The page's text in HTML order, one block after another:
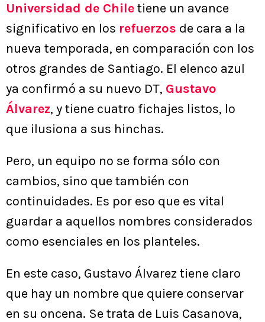
Universidad de Chiletiene un avance
significativo en los refuerzos de cara a la
nueva temporada, en comparación con los
otros grandes de Santiago. El elenco azul
ya confirmó a su nuevo DT, Gustavo
Álvarez, y tiene cuatro fichajes listos, lo
que ilusiona a sus hinchas.
Pero, un equipo no se forma sólo con
cambios, sino que también con
continuidades. Es por eso que es vital
guardar a aquellos nombres considerados
como esenciales en los planteles.
En este caso, Gustavo Álvarez tiene claro
que hay un nombre que quiere conservar
en su oncena. Se trata de Luis Casanova,